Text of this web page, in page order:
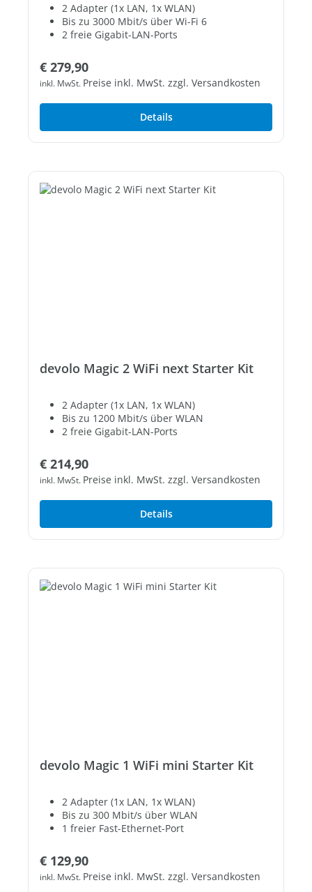
2 Adapter (1x LAN, 1x WLAN)
Bis zu 3000 Mbit/s über Wi-Fi 6
2 freie Gigabit-LAN-Ports
Regulärer Preis:
€ 279,90
inkl. MwSt. Preise inkl. MwSt. zzgl. Versandkosten
Details
devolo Magic 2 WiFi next Starter Kit
2 Adapter (1x LAN, 1x WLAN)
Bis zu 1200 Mbit/s über WLAN
2 freie Gigabit-LAN-Ports
Regulärer Preis:
€ 214,90
inkl. MwSt. Preise inkl. MwSt. zzgl. Versandkosten
Details
devolo Magic 1 WiFi mini Starter Kit
2 Adapter (1x LAN, 1x WLAN)
Bis zu 300 Mbit/s über WLAN
1 freier Fast-Ethernet-Port
Regulärer Preis:
€ 129,90
inkl. MwSt. Preise inkl. MwSt. zzgl. Versandkosten